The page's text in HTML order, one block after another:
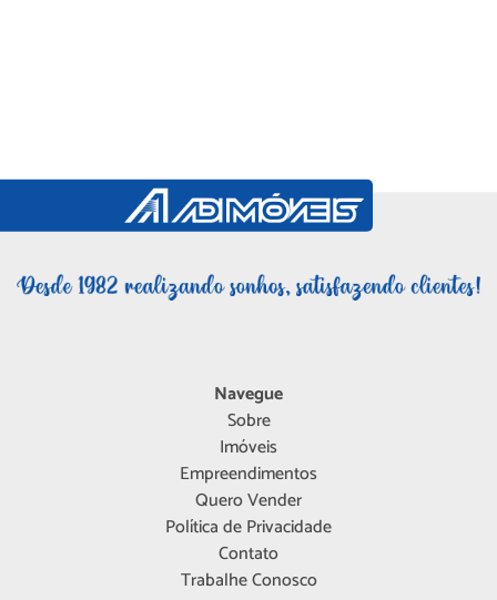
Navegue
Sobre
Imóveis
Empreendimentos
Quero Vender
Política de Privacidade
Contato
Trabalhe Conosco